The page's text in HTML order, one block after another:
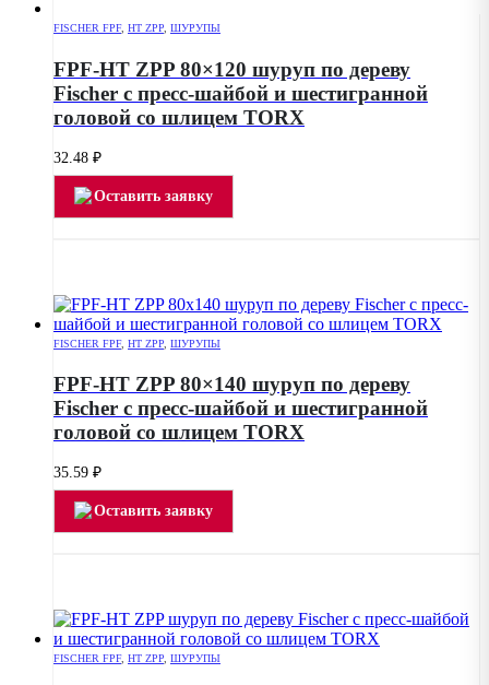
FISCHER FPF, HT ZPP, ШУРУПЫ
FPF-HT ZPP 80×120 шуруп по дереву
Fischer с пресс-шайбой и шестигранной
головой со шлицем TORX
32.48 ₽
Оставить заявку
FISCHER FPF, HT ZPP ШУРУПЫ
FPF-HT ZPP 80×140 шуруп по дереву
Fischer с пресс-шайбой и шестигранной
головой со шлицем TORX
35.59 ₽
Оставить заявку
FISCHER FPF, HT ZPP ШУРУПЫ